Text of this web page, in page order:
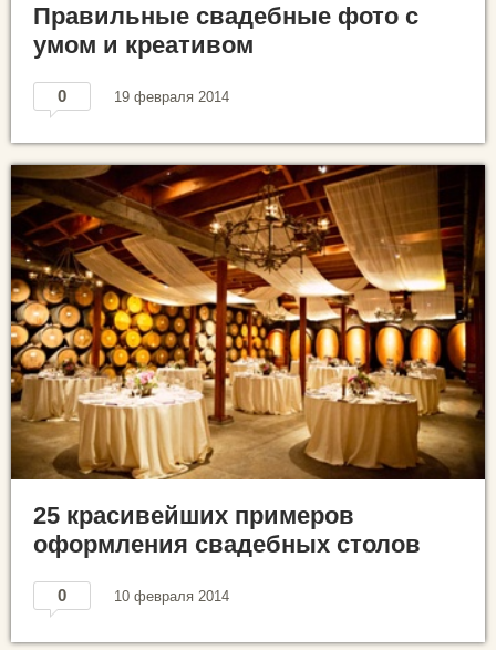
Правильные свадебные фото с
умом и креативом
0 19 февраля 2014
25 красивейших примеров
оформления свадебных столов
0 10 февраля 2014